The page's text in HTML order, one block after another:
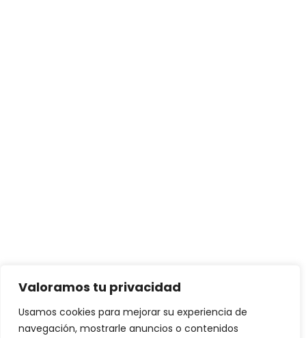
Valoramos tu privacidad
Usamos cookies para mejorar su experiencia de
navegación, mostrarle anuncios o contenidos